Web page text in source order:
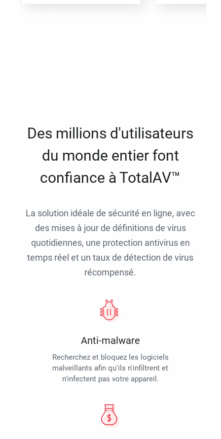
Des millions d'utilisateurs
du monde entier font
confiance à TotalAV™
La solution idéale de sécurité en ligne, avec
des mises à jour de définitions de virus
quotidiennes, une protection antivirus en
temps réel et un taux de détection de virus
récompensé.
Anti-malware
Recherchez et bloquez les logiciels
malveillants afin qu'ils n'infiltrent et
n'infectent pas votre appareil.